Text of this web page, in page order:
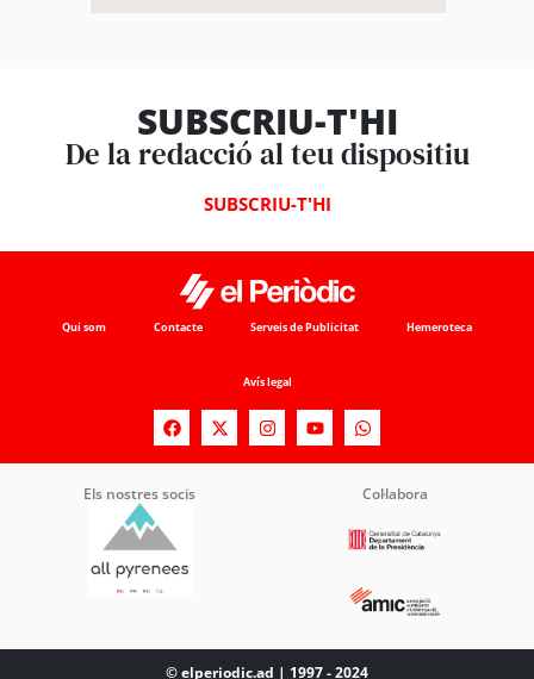
SUBSCRIU-T'HI
De la redacció al teu dispositiu
SUBSCRIU-T'HI
Qui som Contacte Serveis de Publicitat Hemeroteca
Avís legal
Els nostres socis Col·labora
© elperiodic.ad | 1997 - 2024